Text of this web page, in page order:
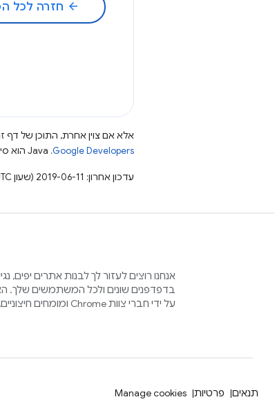
arrow_back חזרה לכל
אלא אם צוין אחרת, התוכן של דף
Google Developers‏.‏ Java הוא סימן מסחרי רשום של חברת Oracle ו/או של השותפים העצמאיים שלה.
עדכון אחרון: 2019-06-11 (שעון UTC).
אנחנו רוצים לעזור לך לבנות אתרים יפים,
בדפדפנים שונים ולכל המשתמשים שלך.
על ידי חברי צוות Chrome ומומחים חיצוניים, שיעזור לכם בתהליך הזה.
תנאים פרטיות Manage cookies